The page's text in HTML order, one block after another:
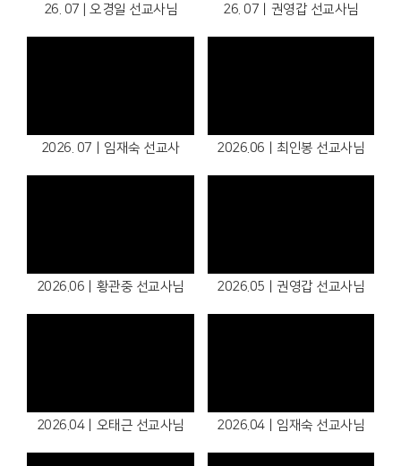
26. 07 | 오경일 선교사님 26. 07ㅣ권영갑 선교사님
2026. 07ㅣ임재숙 선교사 2026.06ㅣ최인봉 선교사님
2026.06ㅣ황관중 선교사님 2026.05ㅣ권영갑 선교사님
2026.04ㅣ오태근 선교사님 2026.04ㅣ임재숙 선교사님